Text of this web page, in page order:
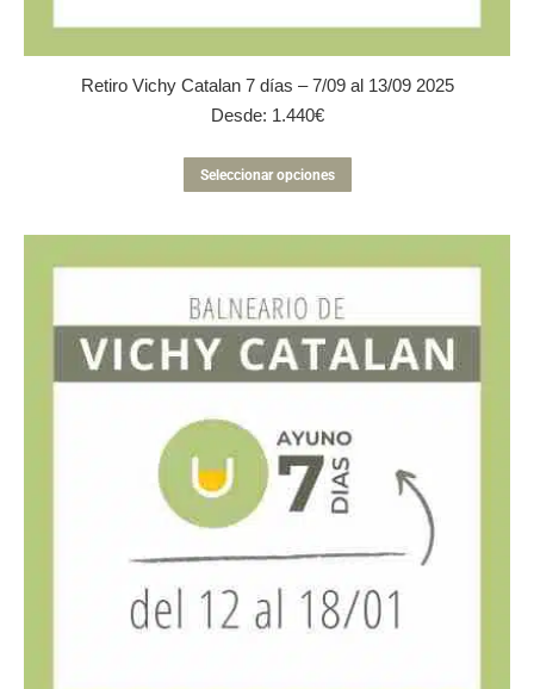
Retiro Vichy Catalan 7 días – 7/09 al 13/09 2025
Desde: 1.440€
Seleccionar opciones
producto
múltiples
variantes.
se
pueden
elegir
la
producto